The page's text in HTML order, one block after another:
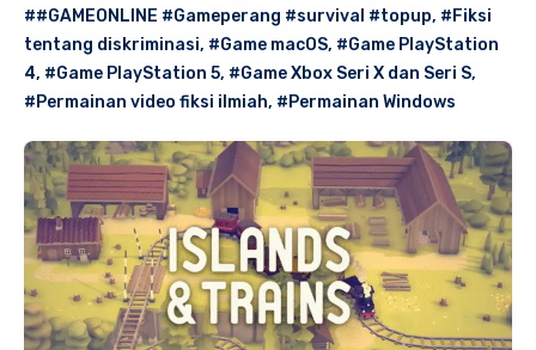
##GAMEONLINE #Gameperang #survival #topup, #Fiksi
tentang diskriminasi, #Game macOS, #Game PlayStation
4, #Game PlayStation 5, #Game Xbox Seri X dan Seri S,
#Permainan video fiksi ilmiah, #Permainan Windows